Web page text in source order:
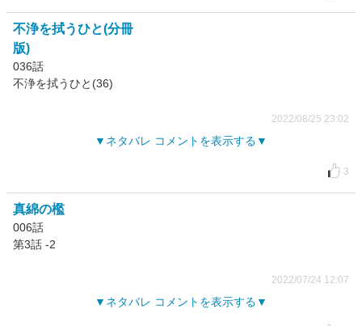
不浄を拭うひと(分冊
版)
036話
不浄を拭うひと(36)
2022/08/25 23:02
ネタバレ コメントを表示する
3
真綿の檻
006話
第3話 -2
2022/07/24 12:07
ネタバレ コメントを表示する